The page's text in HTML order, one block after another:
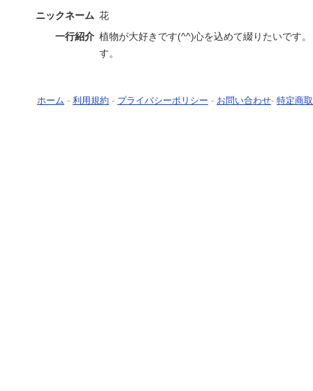
ニックネーム 花
一行紹介 植物が大好きです(^^)心を込めて綴りたいです
す。
ホーム - 利用規約 - プライバシーポリシー - お問い合わせ- 特定商